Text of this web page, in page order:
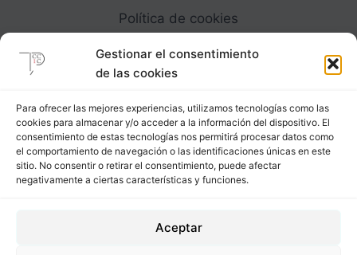
Gestionar el consentimiento
de las cookies
Para ofrecer las mejores experiencias, utilizamos tecnologías como las
cookies para almacenar y/o acceder a la información del dispositivo. El
consentimiento de estas tecnologías nos permitirá procesar datos como
el comportamiento de navegación o las identificaciones únicas en este
sitio. No consentir o retirar el consentimiento, puede afectar
negativamente a ciertas características y funciones.
Aceptar
Política de cookies
Carrer Provença, 183
08036 - Barcelona (Espana)